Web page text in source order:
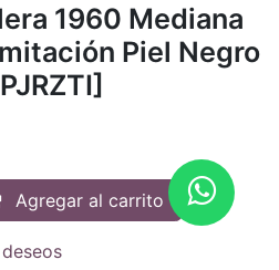
1960 Mediana
Piel Negro
Agregar al carrito